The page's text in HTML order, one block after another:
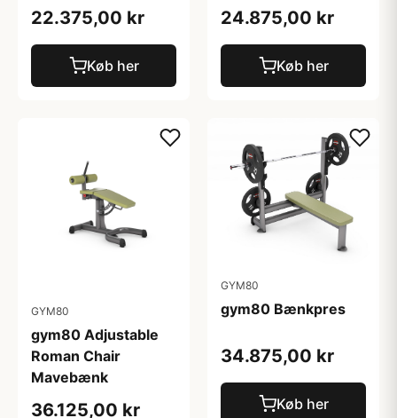
22.375,00 kr
Køb her
24.875,00 kr
Køb her
GYM80
gym80 Adjustable
Roman Chair
Mavebænk
36.125,00 kr
GYM80
gym80 Bænkpres
34.875,00 kr
Køb her